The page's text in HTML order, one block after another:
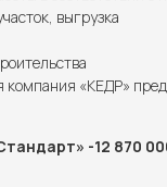
выгрузка
компания «КЕДР»
-12 870